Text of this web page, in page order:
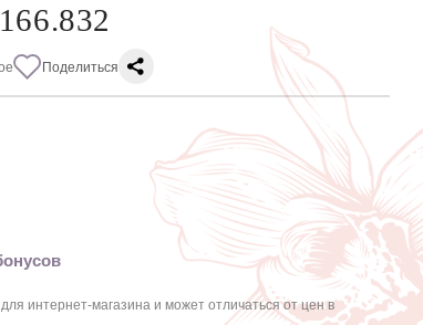
Поделиться
интернет-магазина и может отличаться от цен в